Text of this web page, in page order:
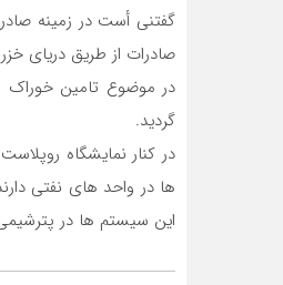
صادرات از طریق دریای
در موضوع تامین خوراک
گردید.
ها در واحد های نفتی
این سیستم ها در